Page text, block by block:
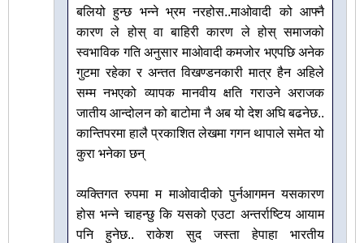
बलियो हुन्छ भन्ने भ्रम नरहोस..माओवादी को आफ्नै
कारण ले होस् वा बाहिरी कारण ले होस् समाजको
स्वभाविक गति अनुसार माओवादी कमजोर भएपछि अनेक
गुटमा रहेका र अन्तत विखण्डनकारी मात्र हैन अहिले
सम्म नभएको व्यापक मानवीय क्षति गराउने अराजक
जातीय आन्दोलन को बाटोमा नै अब यो देश अघि बढनेछ..
कान्तिपरमा हालै प्रकाशित लेखमा गगन थापाले समेत यो
कुरा भनेका छन्
व्यक्तिगत रुपमा म माओवादीको पुर्नआगमन यसकारण
होस भन्ने चाहन्छु कि यसको एउटा अन्तर्राष्टिय आयाम
पनि हुनेछ.. राकेश सुद जस्ता हेपाहा भारतीय